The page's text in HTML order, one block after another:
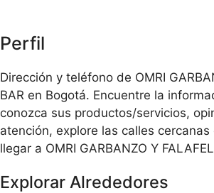
Perfil
Dirección y teléfono de OMRI
BAR en Bogotá. Encuentre la
conozca sus productos/servicios,
atención, explore las calles
llegar a OMRI GARBANZO Y
Explorar Alrededores